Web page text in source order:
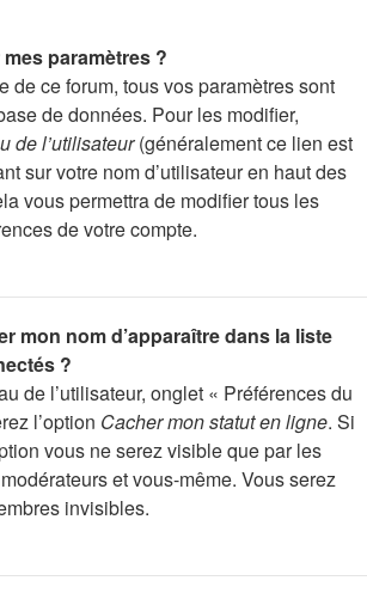
paramètres ?
de ce forum, tous vos paramètres sont
de données. Pour les modifier,
de l’utilisateur(généralement ce lien est
sur votre nom d’utilisateur en haut des
vous permettra de modifier tous les
de votre compte.
mon nom d’apparaître dans la liste
?
de l’utilisateur, onglet « Préférences du
l’option Cacher mon statut en ligne. Si
vous ne serez visible que par les
et vous-même. Vous serez
invisibles.